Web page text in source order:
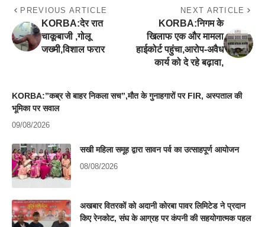
PREVIOUS ARTICLE
KORBA:देर रात
चाकूबाजी ,गोलू
जख्मी,विशाल फरार
NEXT ARTICLE
KORBA:निगम के
खिलाफ एक और मामला
हाईकोर्ट पहुंचा,आरोप-अवैध
कार्य को दे रहे बढ़ावा,
KORBA:”कब्र से बाहर निकला सच”,मौत के गुनाहगारों पर FIR, अस्पताल की
भूमिका पर सवाल
09/08/2026
सखी महिला समूह द्वारा सावन पर्व का उत्साहपूर्ण आयोजन
08/08/2026
अखबार वितरकों को अदानी कोरबा पावर लिमिटेड ने प्रदान
किए रेनकोट, संघ के आग्रह पर कंपनी की सहयोगात्मक पहल